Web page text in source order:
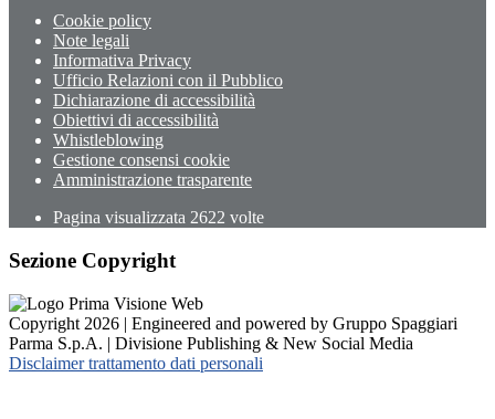
Cookie policy
Note legali
Informativa Privacy
Ufficio Relazioni con il Pubblico
Dichiarazione di accessibilità
Obiettivi di accessibilità
Whistleblowing
Gestione consensi cookie
Amministrazione trasparente
Pagina visualizzata 2622 volte
Sezione Copyright
Copyright 2026 | Engineered and powered by Gruppo Spaggiari
Parma S.p.A. | Divisione Publishing & New Social Media
Disclaimer trattamento dati personali